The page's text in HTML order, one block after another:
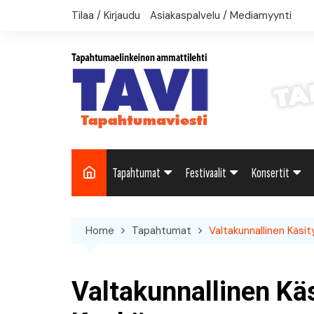
Tilaa / Kirjaudu Asiakaspalvelu / Mediamyynti
Tapahtumat
Uutiset: Matkailu
Festivaalit Konsertit
Home Tapahtumat Valtakunnallinen
Valtakunnallinen